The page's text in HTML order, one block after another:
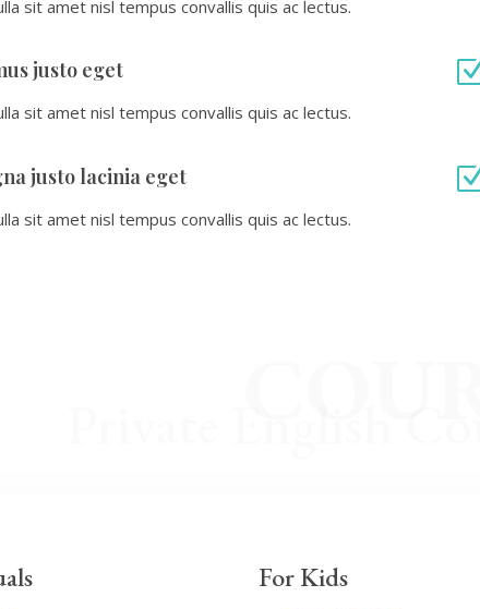
sit amet nisl tempus convallis quis ac lectus.
justo eget
sit amet nisl tempus convallis quis ac lectus.
justo lacinia eget
sit amet nisl tempus convallis quis ac lectus.
For Kids